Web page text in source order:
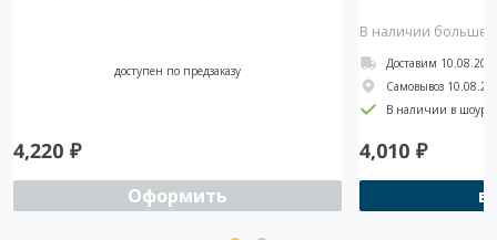
4,220 ₽
доступен по предзаказу
Оформить
В наличии больше
4,010 ₽
Доставим
Самовывоз
В наличии в
в